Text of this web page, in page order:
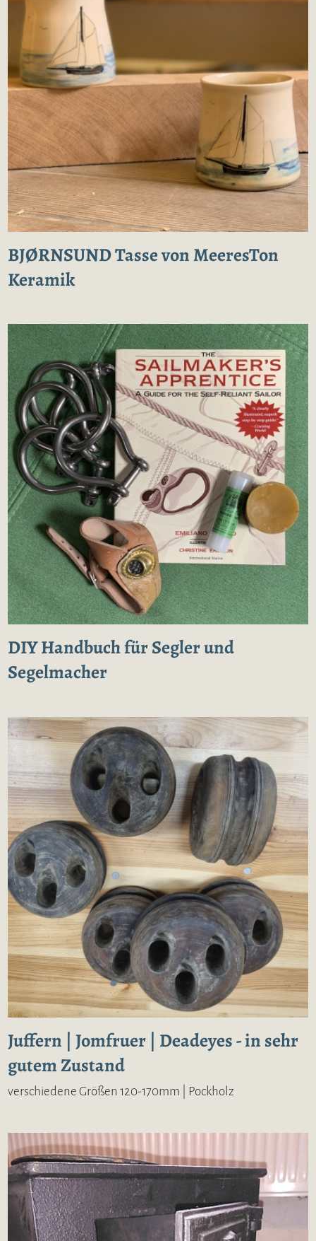
BJØRNSUND Tasse von MeeresTon
Keramik
DIY Handbuch für Segler und
Segelmacher
Juffern | Jomfruer | Deadeyes - in sehr
gutem Zustand
verschiedene Größen 120-170mm | Pockholz